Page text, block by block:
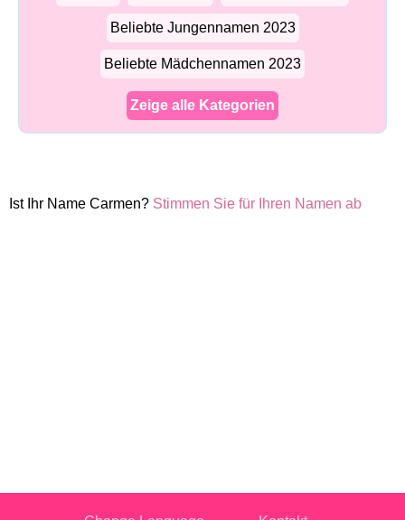
Beliebte Jungennamen 2023
Beliebte Mädchennamen 2023
Zeige alle Kategorien
Ist Ihr Name Carmen? Stimmen Sie für Ihren Namen ab